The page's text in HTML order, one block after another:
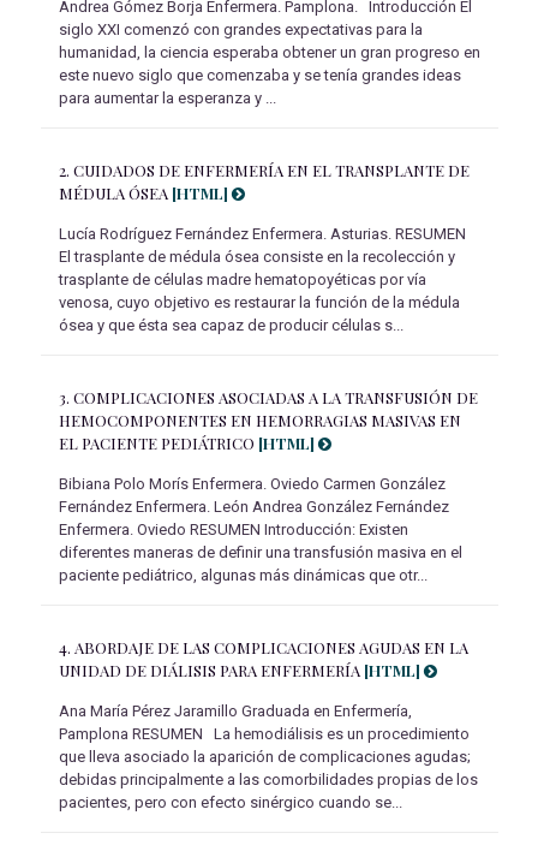
Andrea Gómez Borja Enfermera. Pamplona. Introducción El
siglo XXI comenzó con grandes expectativas para la
humanidad, la ciencia esperaba obtener un gran progreso en
este nuevo siglo que comenzaba y se tenía grandes ideas
para aumentar la esperanza y ...
2. CUIDADOS DE ENFERMERÍA EN EL TRANSPLANTE DE
MÉDULA ÓSEA [HTML]
Lucía Rodríguez Fernández Enfermera. Asturias. RESUMEN
El trasplante de médula ósea consiste en la recolección y
trasplante de células madre hematopoyéticas por vía
venosa, cuyo objetivo es restaurar la función de la médula
ósea y que ésta sea capaz de producir células s...
3. COMPLICACIONES ASOCIADAS A LA TRANSFUSIÓN DE
HEMOCOMPONENTES EN HEMORRAGIAS MASIVAS EN
EL PACIENTE PEDIÁTRICO [HTML]
Bibiana Polo Morís Enfermera. Oviedo Carmen González
Fernández Enfermera. León Andrea González Fernández
Enfermera. Oviedo RESUMEN Introducción: Existen
diferentes maneras de definir una transfusión masiva en el
paciente pediátrico, algunas más dinámicas que otr...
4. ABORDAJE DE LAS COMPLICACIONES AGUDAS EN LA
UNIDAD DE DIÁLISIS PARA ENFERMERÍA [HTML]
Ana María Pérez Jaramillo Graduada en Enfermería,
Pamplona RESUMEN La hemodiálisis es un procedimiento
que lleva asociado la aparición de complicaciones agudas;
debidas principalmente a las comorbilidades propias de los
pacientes, pero con efecto sinérgico cuando se...